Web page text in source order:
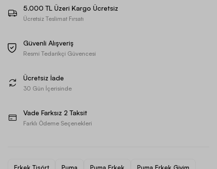
5.000 TL Üzeri Kargo Ücretsiz
Ücretsiz Teslimat Fırsatı
Güvenli Alışveriş
Resmi Tedarikçi Güvencesi
Ücretsiz İade
30 Gün İçerisinde
Vade Farksız 2 Taksit
Farklı Ödeme Seçenekleri
Erkek Tişört Puma Puma Erkek Puma Erkek Giyim